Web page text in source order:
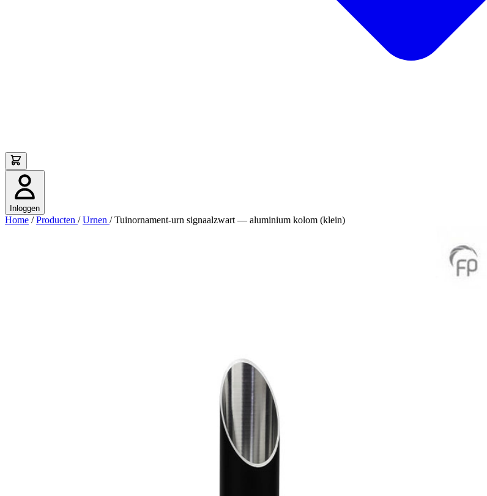
Inloggen
Home / Producten / Urnen / Tuinornament-urn signaalzwart — aluminium kolom (klein)